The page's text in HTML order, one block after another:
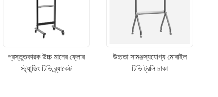
প্রস্তুতকারক উচ্চ মানের ফ্লোর
স্ট্যান্ডিং টিভি ব্র্যাকেট
উচ্চতা সামঞ্জস্যযোগ্য মোবাইল
টিভি ট্রলি চাকা